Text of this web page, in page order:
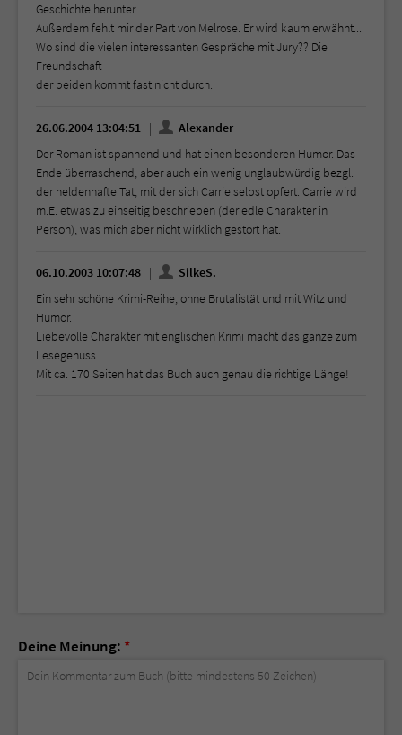
Geschichte herunter.
Außerdem fehlt mir der Part von Melrose. Er wird kaum erwähnt...
Wo sind die vielen interessanten Gespräche mit Jury?? Die
Freundschaft
der beiden kommt fast nicht durch.
26.06.2004 13:04:51
Alexander
Der Roman ist spannend und hat einen besonderen Humor. Das
Ende überraschend, aber auch ein wenig unglaubwürdig bezgl.
der heldenhafte Tat, mit der sich Carrie selbst opfert. Carrie wird
m.E. etwas zu einseitig beschrieben (der edle Charakter in
Person), was mich aber nicht wirklich gestört hat.
06.10.2003 10:07:48
SilkeS.
Ein sehr schöne Krimi-Reihe, ohne Brutalistät und mit Witz und
Humor.
Liebevolle Charakter mit englischen Krimi macht das ganze zum
Lesegenuss.
Mit ca. 170 Seiten hat das Buch auch genau die richtige Länge!
Deine Meinung: *